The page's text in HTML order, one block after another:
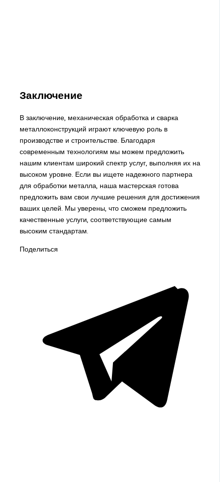
Заключение
В заключение, механическая обработка и сварка
металлоконструкций играют ключевую роль в
производстве и строительстве. Благодаря
современным технологиям мы можем предложить
нашим клиентам широкий спектр услуг, выполняя их на
высоком уровне. Если вы ищете надежного партнера
для обработки металла, наша мастерская готова
предложить вам свои лучшие решения для достижения
ваших целей. Мы уверены, что сможем предложить
качественные услуги, соответствующие самым
высоким стандартам.
Поделиться